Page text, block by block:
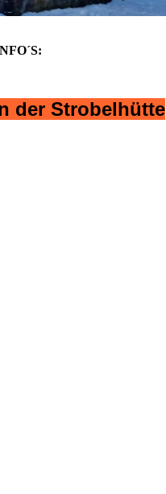
der Strobelhütte